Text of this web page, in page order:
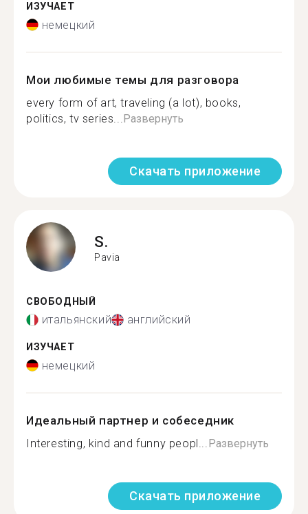
ИЗУЧАЕТ
немецкий
Мои любимые темы для разговора
every form of art, traveling (a lot), books,
politics, tv series... Развернуть
Скачать приложение
S.
Pavia
СВОБОДНЫЙ
итальянский английский
ИЗУЧАЕТ
немецкий
Идеальный партнер и собеседник
Interesting, kind and funny peopl... Развернуть
Скачать приложение